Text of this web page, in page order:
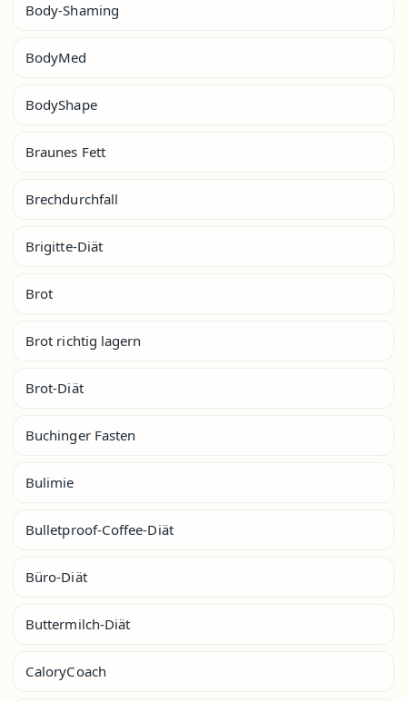
Body-Shaming
BodyMed
BodyShape
Braunes Fett
Brechdurchfall
Brigitte-Diät
Brot
Brot richtig lagern
Brot-Diät
Buchinger Fasten
Bulimie
Bulletproof-Coffee-Diät
Büro-Diät
Buttermilch-Diät
CaloryCoach